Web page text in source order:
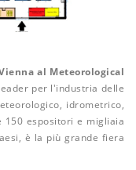
al Meteorological
per l'industria delle
idrometrico,
espositori e migliaia
è la più grande fiera